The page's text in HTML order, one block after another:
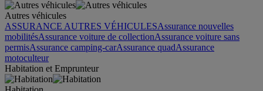
Autres véhicules
ASSURANCE AUTRES VÉHICULESAssurance nouvelles
mobilitésAssurance voiture de collectionAssurance voiture sans
permisAssurance camping-carAssurance quadAssurance
motoculteur
Habitation et Emprunteur